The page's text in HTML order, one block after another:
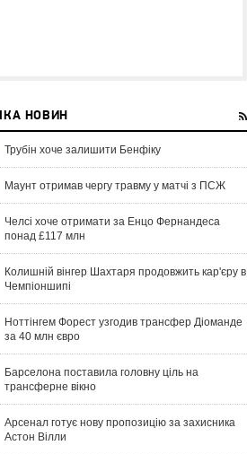
НОВИН
Трубін хоче залишити Бенфіку
Маунт отримав чергу травму у матчі з ПСЖ
Челсі хоче отримати за Енцо Фернандеса
понад £117 млн
Колишній вінгер Шахтаря продовжить кар'єру в
Чемпіоншипі
Ноттінгем Форест узгодив трансфер Діоманде
за 40 млн євро
Барселона поставила головну ціль на
трансферне вікно
Арсенал готує нову пропозицію за захисника
Астон Вілли